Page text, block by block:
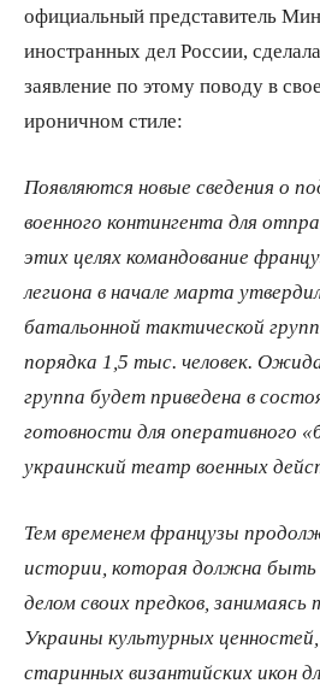
официальный представитель
иностранных дел России,
заявление по этому поводу в
ироничном стиле:
Появляются новые сведения о
военного контингента для
этих целях командование
легиона в начале марта
батальонной тактической
порядка 1,5 тыс. человек.
группа будет приведена в
готовности для оперативного
украинский театр военных
Тем временем французы
истории, которая должна быть
делом своих предков,
Украины культурных
старинных византийских икон